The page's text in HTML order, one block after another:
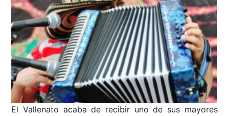
El Vallenato acaba de recibir uno de sus mayores